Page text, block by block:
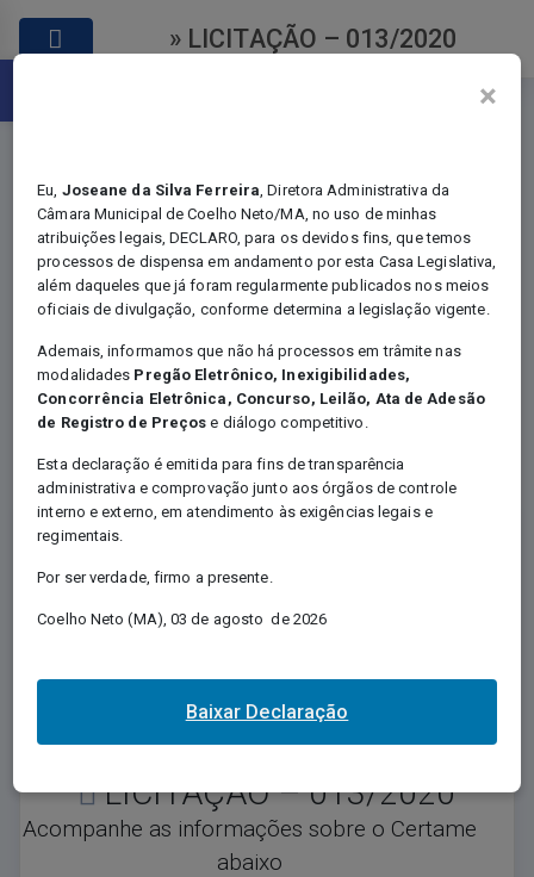
Abrir a barra de ferramentas
» LICITAÇÃO – 013/2020
Licitações
Você está em:
Home
Certame - Licitação
como Lei de Acesso à Informação - LAI,
regulamenta o direito, previsto na Constituição,
de qualquer pessoa solicitar e receber dos
entes e Poderes, informações públicas por
eles produzidas ou custodiadas.
LICITAÇÃO – 013/2020
Acompanhe as informações sobre o Certame
abaixo
×
Eu, Joseane da Silva Ferreira, Diretora Administrativa da
Câmara Municipal de Coelho Neto/MA, no uso de minhas
atribuições legais, DECLARO, para os devidos fins, que temos
processos de dispensa em andamento por esta Casa Legislativa,
além daqueles que já foram regularmente publicados nos meios
oficiais de divulgação, conforme determina a legislação vigente.
Ademais, informamos que não há processos em trâmite nas
modalidades Pregão Eletrônico, Inexigibilidades,
Concorrência Eletrônica, Concurso, Leilão, Ata de Adesão
de Registro de Preços e diálogo competitivo.
Esta declaração é emitida para fins de transparência
administrativa e comprovação junto aos órgãos de controle
interno e externo, em atendimento às exigências legais e
regimentais.
Por ser verdade, firmo a presente.
Coelho Neto (MA), 03 de agosto de 2026
Baixar Declaração